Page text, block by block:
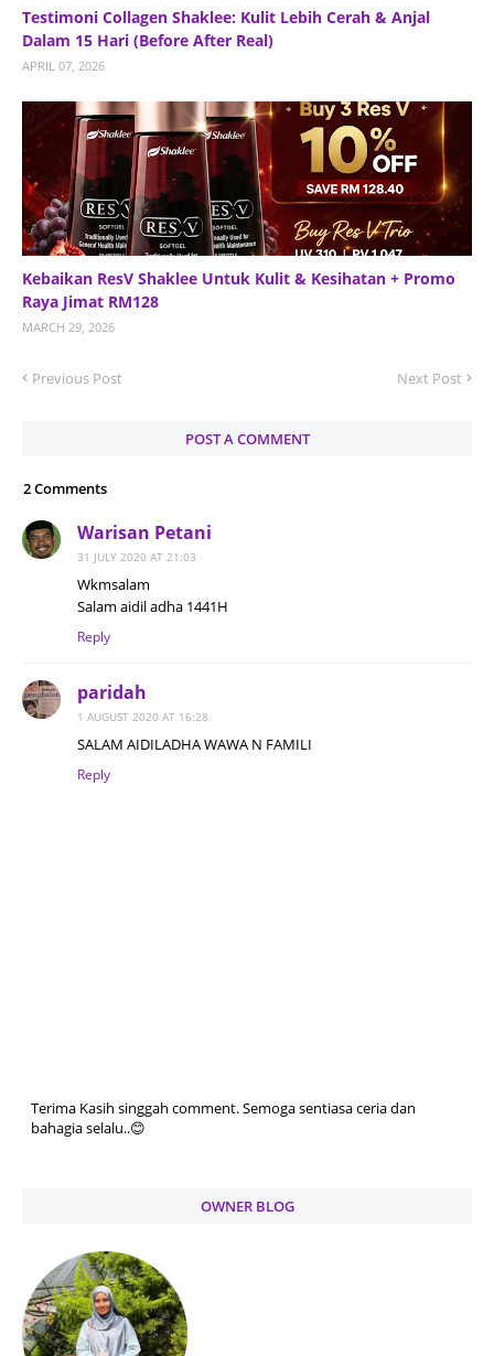
Testimoni Collagen Shaklee: Kulit Lebih Cerah & Anjal
Dalam 15 Hari (Before After Real)
APRIL 07, 2026
Kebaikan ResV Shaklee Untuk Kulit & Kesihatan + Promo
Raya Jimat RM128
MARCH 29, 2026
Previous Post Next Post
POST A COMMENT
2 Comments
Warisan Petani
31 JULY 2020 AT 21:03
Wkmsalam
Salam aidil adha 1441H
Reply
paridah
1 AUGUST 2020 AT 16:28
SALAM AIDILADHA WAWA N FAMILI
Reply
Terima Kasih singgah comment. Semoga sentiasa ceria dan
bahagia selalu..😊
OWNER BLOG